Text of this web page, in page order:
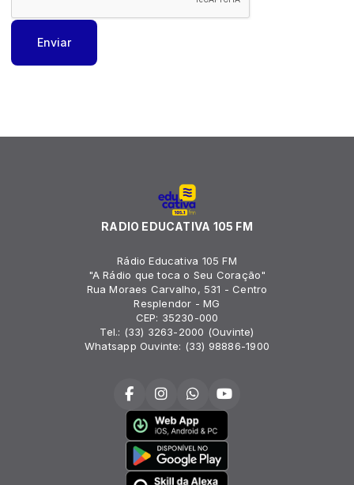
Enviar
RADIO EDUCATIVA 105 FM
Rádio Educativa 105 FM
"A Rádio que toca o Seu Coração"
Rua Moraes Carvalho, 531 - Centro
Resplendor - MG
CEP: 35230-000
Tel.: (33) 3263-2000 (Ouvinte)
Whatsapp Ouvinte: (33) 98886-1900